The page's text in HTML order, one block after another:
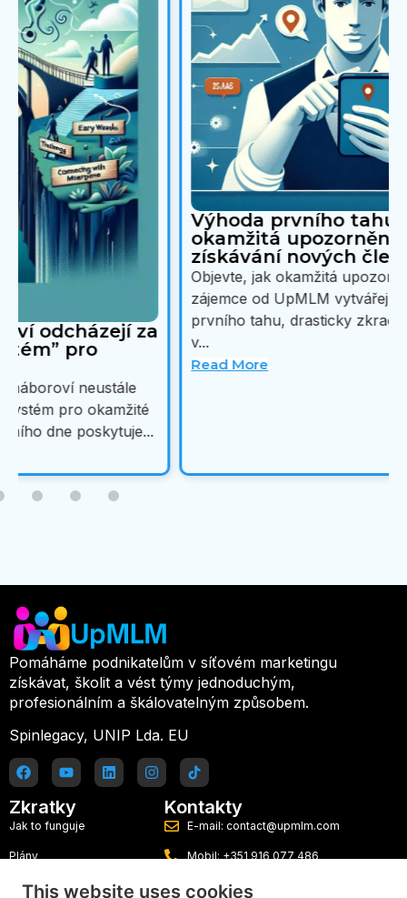
Výhoda prvního tahu: Jak využívat
okamžitá upozornění UpMLM k
získávání nových členů
Objevte, jak okamžitá upozornění na potenciální
zájemce od UpMLM vytvářejí mocnou výhodu
prvního tahu, drasticky zkracují vaši reakční dobu
v...
Read More
Pomáháme podnikatelům v síťovém marketingu
získávat, školit a vést týmy jednoduchým,
profesionálním a škálovatelným způsobem.
Spinlegacy, UNIP Lda. EU
Zkratky
Jak to funguje
Plány
Blog
Kontakty
E-mail: contact@upmlm.com
Mobil: +351 916 077 486
Vyzkoušejte Platformu Lídra zdarma
This website uses cookies